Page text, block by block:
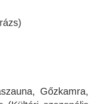
Gőzkamra,